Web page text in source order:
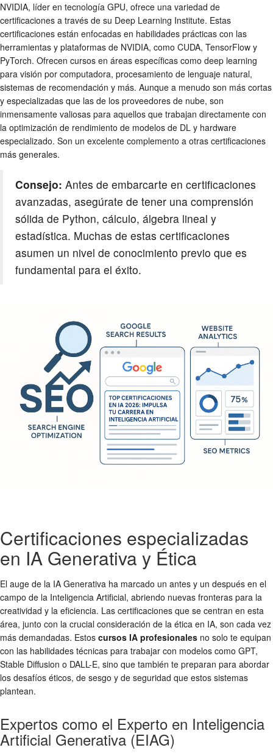
NVIDIA, líder en tecnología GPU, ofrece una variedad de
certificaciones a través de su Deep Learning Institute. Estas
certificaciones están enfocadas en habilidades prácticas con las
herramientas y plataformas de NVIDIA, como CUDA, TensorFlow y
PyTorch. Ofrecen cursos en áreas específicas como deep learning
para visión por computadora, procesamiento de lenguaje natural,
sistemas de recomendación y más. Aunque a menudo son más cortas
y especializadas que las de los proveedores de nube, son
inmensamente valiosas para aquellos que trabajan directamente con
la optimización de rendimiento de modelos de DL y hardware
especializado. Son un excelente complemento a otras certificaciones
más generales.
Consejo: Antes de embarcarte en certificaciones
avanzadas, asegúrate de tener una comprensión
sólida de Python, cálculo, álgebra lineal y
estadística. Muchas de estas certificaciones
asumen un nivel de conocimiento previo que es
fundamental para el éxito.
Certificaciones especializadas
en IA Generativa y Ética
El auge de la IA Generativa ha marcado un antes y un después en el
campo de la Inteligencia Artificial, abriendo nuevas fronteras para la
creatividad y la eficiencia. Las certificaciones que se centran en esta
área, junto con la crucial consideración de la ética en IA, son cada vez
más demandadas. Estos cursos IA profesionales no solo te equipan
con las habilidades técnicas para trabajar con modelos como GPT,
Stable Diffusion o DALL-E, sino que también te preparan para abordar
los desafíos éticos, de sesgo y de seguridad que estos sistemas
plantean.
Expertos como el Experto en Inteligencia
Artificial Generativa (EIAG)